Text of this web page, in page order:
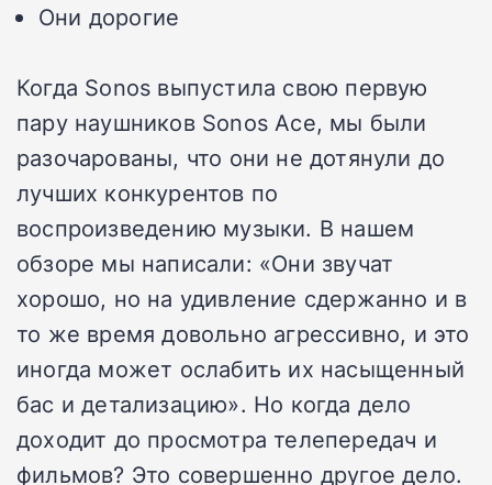
Они дорогие
Когда Sonos выпустила свою первую
пару наушников Sonos Ace, мы были
разочарованы, что они не дотянули до
лучших конкурентов по
воспроизведению музыки. В нашем
обзоре мы написали: «Они звучат
хорошо, но на удивление сдержанно и в
то же время довольно агрессивно, и это
иногда может ослабить их насыщенный
бас и детализацию». Но когда дело
доходит до просмотра телепередач и
фильмов? Это совершенно другое дело.